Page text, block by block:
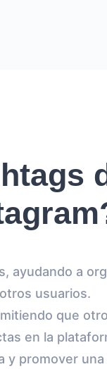
ayudando a
usuarios.
que
en la
y promover